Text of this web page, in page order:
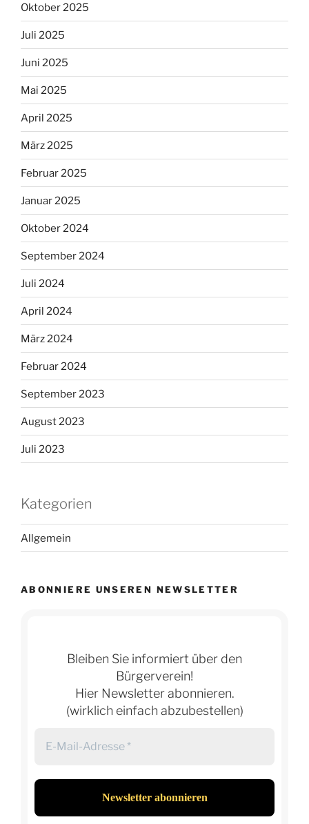
Oktober 2025
Juli 2025
Juni 2025
Mai 2025
April 2025
März 2025
Februar 2025
Januar 2025
Oktober 2024
September 2024
Juli 2024
April 2024
März 2024
Februar 2024
September 2023
August 2023
Juli 2023
Kategorien
Allgemein
ABONNIERE UNSEREN NEWSLETTER
Bleiben Sie informiert über den
Bürgerverein!
Hier Newsletter abonnieren.
(wirklich einfach abzubestellen)